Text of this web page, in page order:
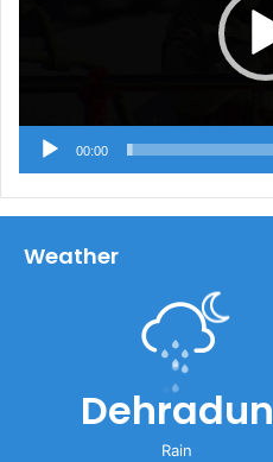
00:00
Weather
Dehradun
Rain